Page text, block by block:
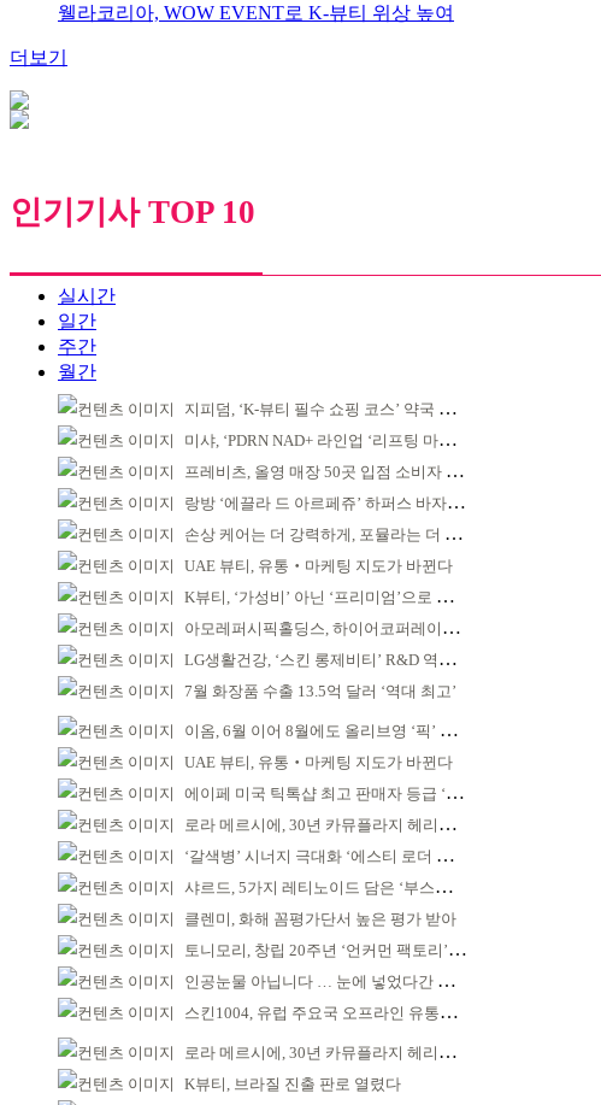
웰라코리아, WOW EVENT로 K-뷰티 위상 높여
더보기
인기기사 TOP 10
실시간
일간
주간
월간
지피덤, ‘K-뷰티 필수 쇼핑 코스’ 약국 공략
미샤, ‘PDRN NAD+ 라인업 ‘리프팅 마스크’ 출시
프레비츠, 올영 매장 50곳 입점 소비자 접점 강화
랑방 ‘에끌라 드 아르페쥬’ 하퍼스 바자 화보 공개
손상 케어는 더 강력하게, 포뮬라는 더 산뜻하게!
UAE 뷰티, 유통‧마케팅 지도가 바뀐다
K뷰티, ‘가성비’ 아닌 ‘프리미엄’으로 승부걸어야
아모레퍼시픽홀딩스, 하이어코퍼레이션과 투자계약
LG생활건강, ‘스킨 롱제비티’ R&D 역량 입증
7월 화장품 수출 13.5억 달러 ‘역대 최고’
이옴, 6월 이어 8월에도 올리브영 ‘픽’ 선정
UAE 뷰티, 유통‧마케팅 지도가 바뀐다
에이페 미국 틱톡샵 최고 판매자 등급 ‘Tier 5’ 달성
로라 메르시에, 30년 카뮤플라지 헤리티지 담아
‘갈색병’ 시너지 극대화 ‘에스티 로더 스킨부스터’ 출시
샤르드, 5가지 레티노이드 담은 ‘부스팅 세럼’ 출시
클렌미, 화해 꼼평가단서 높은 평가 받아
토니모리, 창립 20주년 ‘언커먼 팩토리’ 팝업 성료
인공눈물 아닙니다 … 눈에 넣었다간 각막 손상
스킨1004, 유럽 주요국 오프라인 유통망 확대
로라 메르시에, 30년 카뮤플라지 헤리티지 담아
K뷰티, 브라질 진출 판로 열렸다